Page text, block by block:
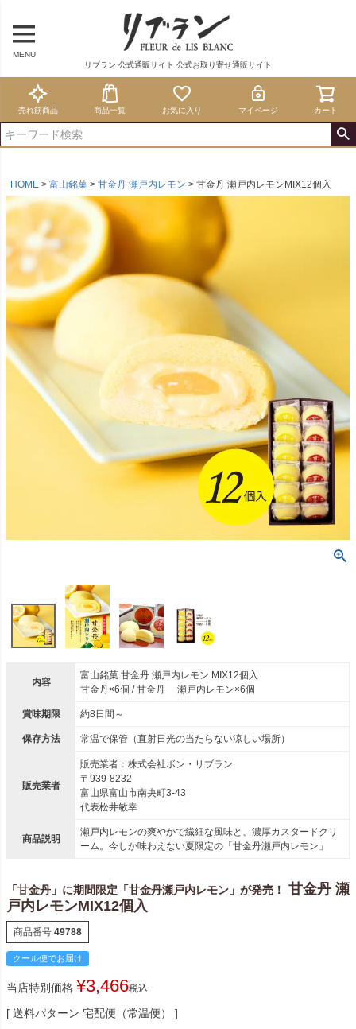
MENU
リブラン 公式通販サイト 公式お取り寄せ通販サイト
売れ筋商品 商品一覧 お気に入り マイページ カート
HOME 富山銘菓 甘金丹 瀬戸内レモン 甘金丹 瀬戸内レモンMIX12個入
内容
富山銘菓 甘金丹 瀬戸内レモン MIX12個入
甘金丹×6個 / 甘金丹 瀬戸内レモン×6個
賞味期限 約8日間～
保存方法 常温で保管（直射日光の当たらない涼しい場所）
販売業者
販売業者：株式会社ボン・リブラン
〒939-8232
富山県富山市南央町3-43
代表松井敏幸
商品説明
瀬戸内レモンの爽やかで繊細な風味と、濃厚カスタードクリ
ーム。今しか味わえない夏限定の「甘金丹瀬戸内レモン」
「甘金丹」に期間限定「甘金丹瀬戸内レモン」が発売！
甘金丹 瀬
戸内レモンMIX12個入
商品番号 49788
クール便でお届け
当店特別価格 ¥3,466税込
送料パターン 宅配便（常温便）